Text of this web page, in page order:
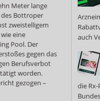
Meter lange
Bottroper
zweistelligem
eine
Pool. Der
gegen das
Berufsverbot
worden.
gezogen –
auch
die